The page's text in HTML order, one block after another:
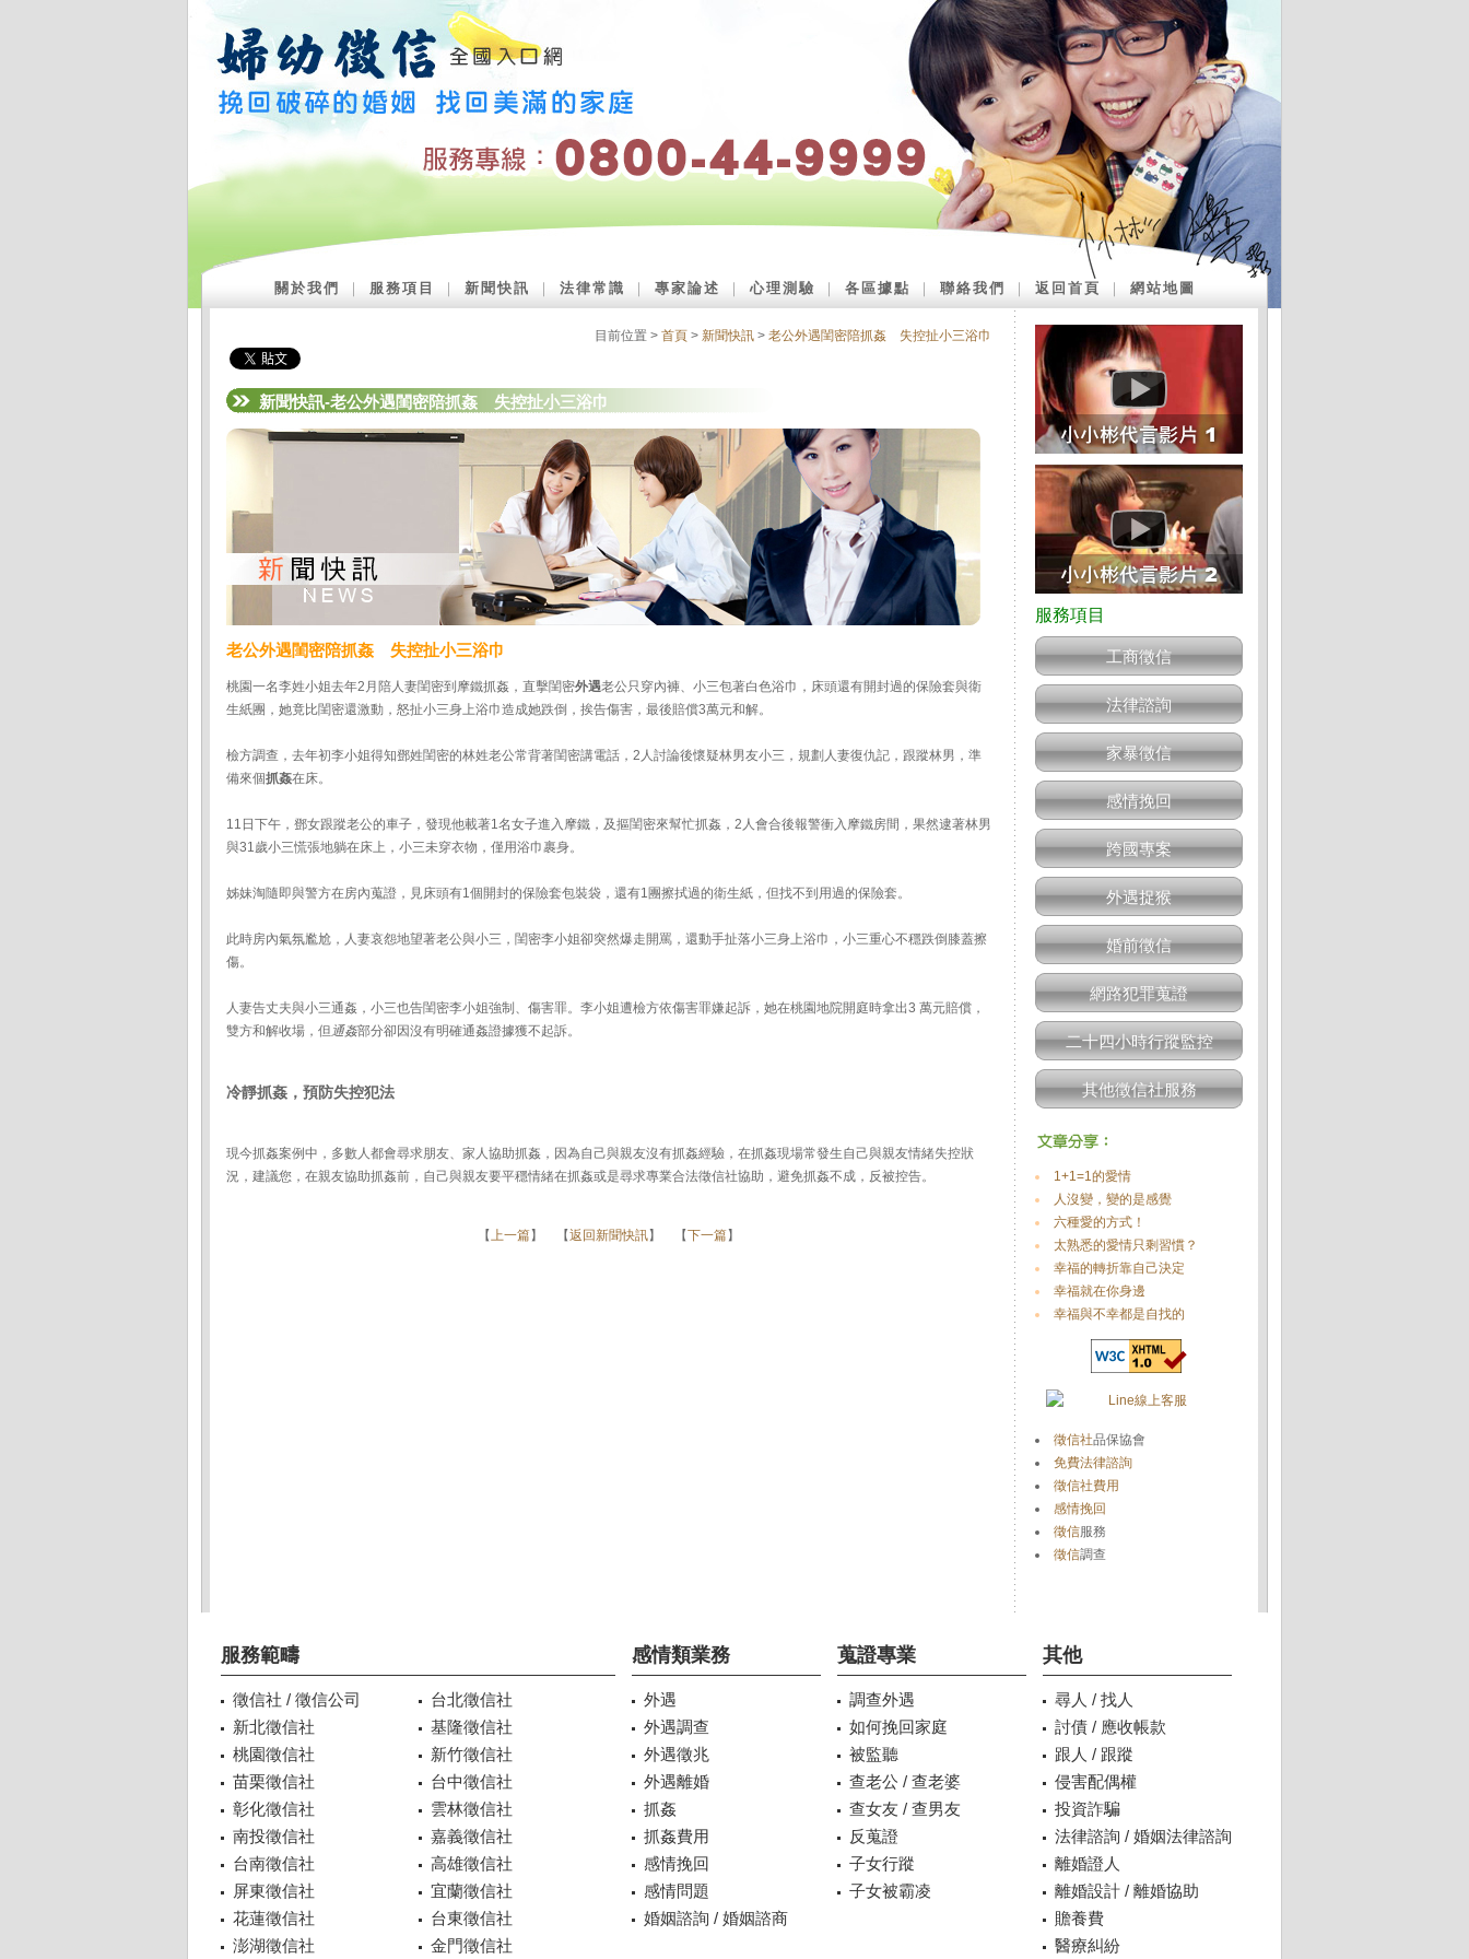
關於我們 服務項目 新聞快訊 法律常識 專家論述 ｜心理測驗 各區據點 聯絡我們 返回首頁 網站地圖
目前位置 > 首頁 > 新聞快訊 > 老公外遇閨密陪抓姦 失控扯小三浴巾
新聞快訊-老公外遇閨密陪抓姦 失控扯小三浴巾
老公外遇閨密陪抓姦 失控扯小三浴巾
桃園一名李姓小姐去年2月陪人妻閨密到摩鐵抓姦，直擊閨密外遇老公只穿內褲、小三包著白色浴巾，床頭還有開封過的保險套與衛
生紙團，她竟比閨密還激動，怒扯小三身上浴巾造成她跌倒，挨告傷害，最後賠償3萬元和解。
檢方調查，去年初李小姐得知鄧姓閨密的林姓老公常背著閨密講電話，2人討論後懷疑林男友小三，規劃人妻復仇記，跟蹤林男，準
備來個抓姦在床。
11日下午，鄧女跟蹤老公的車子，發現他載著1名女子進入摩鐵，及摳閨密來幫忙抓姦，2人會合後報警衝入摩鐵房間，果然逮著林男
與31歲小三慌張地躺在床上，小三未穿衣物，僅用浴巾裹身。
姊妹淘隨即與警方在房內蒐證，見床頭有1個開封的保險套包裝袋，還有1團擦拭過的衛生紙，但找不到用過的保險套。
此時房內氣氛尷尬，人妻哀怨地望著老公與小三，閨密李小姐卻突然爆走開罵，還動手扯落小三身上浴巾，小三重心不穩跌倒膝蓋擦
傷。
人妻告丈夫與小三通姦，小三也告閨密李小姐強制、傷害罪。李小姐遭檢方依傷害罪嫌起訴，她在桃園地院開庭時拿出3 萬元賠償，
雙方和解收場，但通姦部分卻因沒有明確通姦證據獲不起訴。
冷靜抓姦，預防失控犯法
現今抓姦案例中，多數人都會尋求朋友、家人協助抓姦，因為自己與親友沒有抓姦經驗，在抓姦現場常發生自己與親友情緒失控狀
況，建議您，在親友協助抓姦前，自己與親友要平穩情緒在抓姦或是尋求專業合法徵信社協助，避免抓姦不成，反被控告。
【上一篇】 【返回新聞快訊】 【下一篇】
工商徵信
法律諮詢
家暴徵信
感情挽回
跨國專案
外遇捉猴
婚前徵信
網路犯罪蒐證
二十四小時行蹤監控
其他徵信社服務
1+1=1的愛情
人沒變，變的是感覺
六種愛的方式！
太熟悉的愛情只剩習慣？
幸福的轉折靠自己決定
幸福就在你身邊
幸福與不幸都是自找的
徵信社品保協會
免費法律諮詢
徵信社費用
感情挽回
徵信服務
徵信調查
服務範疇
徵信社 / 徵信公司
台北徵信社
新北徵信社
基隆徵信社
桃園徵信社
新竹徵信社
苗栗徵信社
台中徵信社
彰化徵信社
雲林徵信社
南投徵信社
嘉義徵信社
台南徵信社
高雄徵信社
屏東徵信社
宜蘭徵信社
花蓮徵信社
台東徵信社
澎湖徵信社
金門徵信社
感情類業務
外遇
外遇調查
外遇徵兆
外遇離婚
抓姦
抓姦費用
感情挽回
感情問題
婚姻諮詢 / 婚姻諮商
蒐證專業
調查外遇
如何挽回家庭
被監聽
查老公 / 查老婆
查女友 / 查男友
反蒐證
子女行蹤
子女被霸凌
其他
尋人 / 找人
討債 / 應收帳款
跟人 / 跟蹤
侵害配偶權
投資詐騙
法律諮詢 / 婚姻法律諮詢
離婚證人
離婚設計 / 離婚協助
贍養費
醫療糾紛